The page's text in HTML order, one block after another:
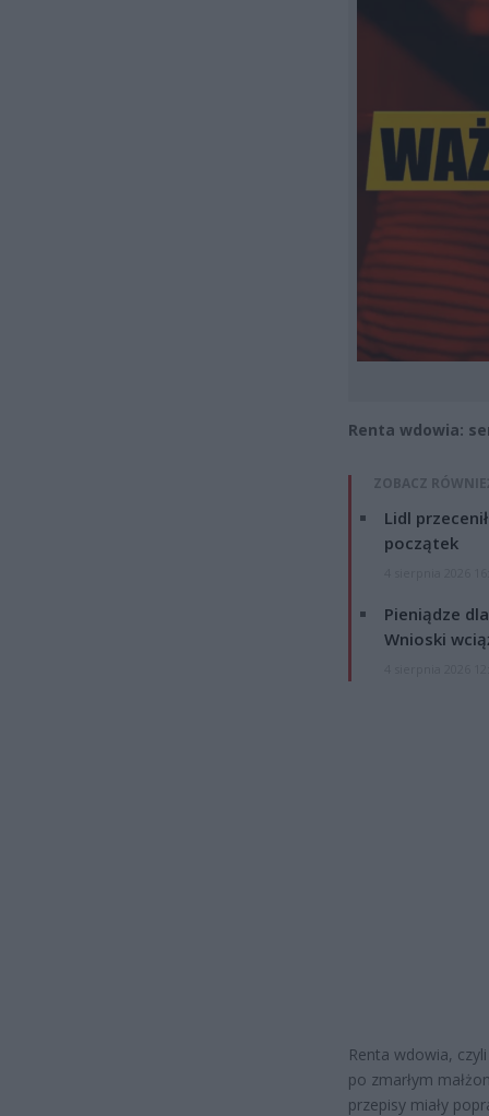
Renta wdowia:
ZOBACZ
Lidl
początek
Pieniądze
Wnioski
Renta wdowia,
po zmarłym
przepisy miały